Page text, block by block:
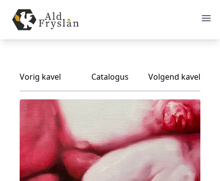
Vorig kavel Catalogus Volgend kavel